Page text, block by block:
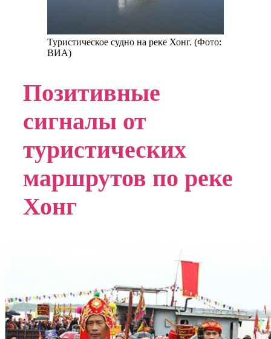
Туристическое судно на реке Хонг. (Фото:
ВИА)
Позитивные
сигналы от
туристических
маршрутов по реке
Хонг
маршрутов по реке Хонг: ею запущены 9 маршрутов,
соединяющих Ханой — Хынгйен — Батчанг —
Бакнинь. Введение в эксплуатацию круизного судна
Thang Long Victoria II позволило увеличить число
туристов с 3 000 человеко-поездок в 2023 году до
более чем 7 000 в 2024 году; доход достиг 3 млрд
донгов — почти вдвое больше предыдущего года.